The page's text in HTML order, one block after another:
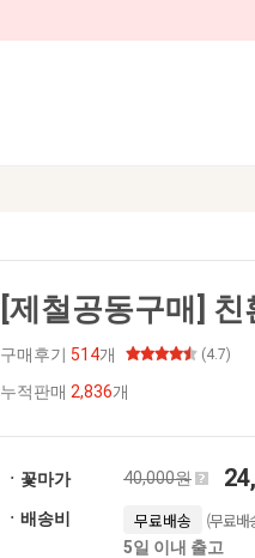
[제철공동구매]
구매후기 514개 (4.7)
누적판매 2,836개
ㆍ꽃마가 40,000원
ㆍ배송비 무료배송 (무료
5일 이내 출고